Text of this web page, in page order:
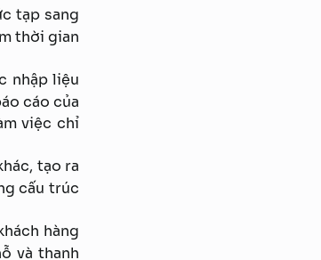
tạp sang
thời gian
nhập liệu
cáo của
việc chỉ
tạo ra
cấu trúc
hàng
và thanh